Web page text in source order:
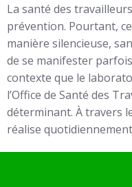
La santé des
prévention. Pourtant,
manière silencieuse,
de se manifester
contexte que le
l’Office de Santé des
déterminant. À travers
réalise